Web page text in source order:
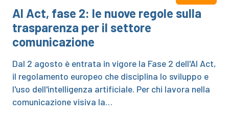
AI Act, fase 2: le nuove regole sulla
trasparenza per il settore
comunicazione
Dal 2 agosto è entrata in vigore la Fase 2 dell'AI Act,
il regolamento europeo che disciplina lo sviluppo e
l'uso dell'intelligenza artificiale. Per chi lavora nella
comunicazione visiva la…